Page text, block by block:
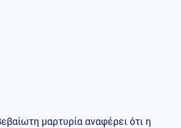
μαρτυρία αναφέρει ότι η